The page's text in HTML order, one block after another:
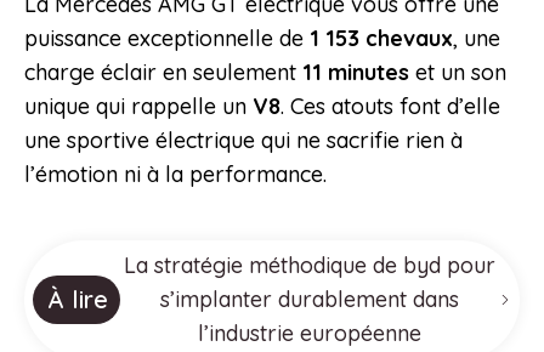
puissance exceptionnelle de 1 153 chevaux, une
charge éclair en seulement 11 minutes et un son
unique qui rappelle un V8. Ces atouts font d’elle
une sportive électrique qui ne sacrifie rien à
l’émotion ni à la performance.
À lire
La stratégie méthodique de byd pour
s’implanter durablement dans
l’industrie européenne